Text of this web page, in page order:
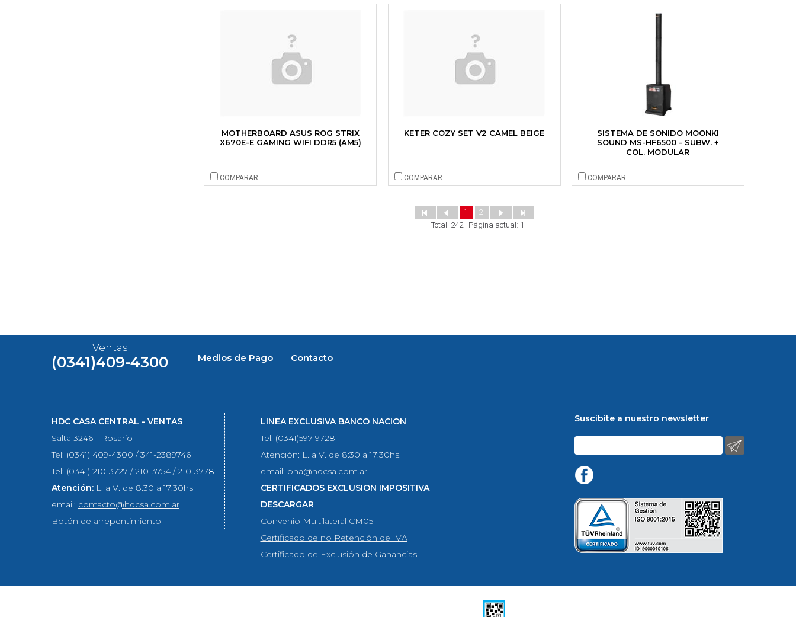
MSI (1)
SEAGATE (1)
XIAOMI (1)
MAIYUN (1)
ECOVACS (1)
RAZER (1)
MOTHERBOARD ASUS ROG STRIX
X670E-E GAMING WIFI DDR5 (AM5)
COMPARAR
KETER COZY SET V2 CAMEL BEIGE
COMPARAR
SISTEMA DE SONIDO MOONKI
SOUND MS-HF6500 - SUBW. +
COL. MODULAR
COMPARAR
1
2
Total: 242 | Página actual: 1
Ventas
(0341)409-4300 Medios de Pago Contacto
HDC CASA CENTRAL - VENTAS
Salta 3246 - Rosario
Tel: (0341) 409-4300 / 341-2389746
Tel: (0341) 210-3727 / 210-3754 / 210-3778
Atención: L. a V. de 8:30 a 17:30hs
email: contacto@hdcsa.com.ar
Botón de arrepentimiento
LINEA EXCLUSIVA BANCO NACION
Tel: (0341)597-9728
Atención: L. a V. de 8:30 a 17:30hs.
email: bna@hdcsa.com.ar
CERTIFICADOS EXCLUSION IMPOSITIVA
DESCARGAR
Convenio Multilateral CM05
Certificado de no Retención de IVA
Certificado de Exclusión de Ganancias
Suscibite a nuestro newsletter